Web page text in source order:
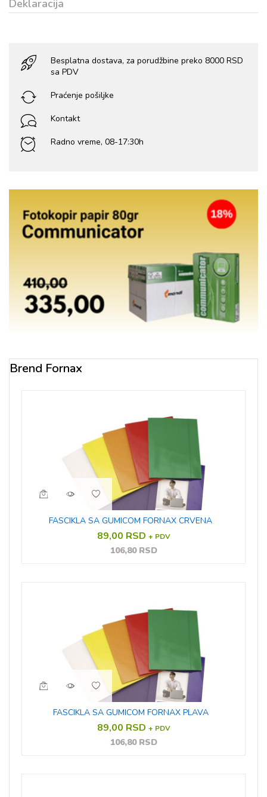
Deklaracija
Besplatna dostava, za porudžbine preko 8000 RSD
sa PDV
Praćenje pošiljke
Kontakt
Radno vreme, 08-17:30h
Brend Fornax
FASCIKLA SA GUMICOM FORNAX CRVENA
89,00 RSD + PDV
106,80 RSD
FASCIKLA SA GUMICOM FORNAX PLAVA
89,00 RSD + PDV
106,80 RSD